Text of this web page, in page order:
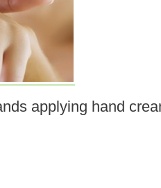
applying hand